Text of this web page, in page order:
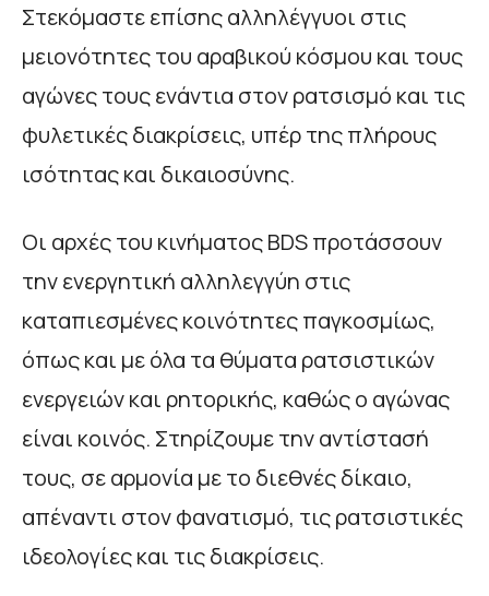
Στεκόμαστε επίσης αλληλέγγυοι στις
μειονότητες του αραβικού κόσμου και τους
αγώνες τους ενάντια στον ρατσισμό και τις
φυλετικές διακρίσεις, υπέρ της πλήρους
ισότητας και δικαιοσύνης.
Οι αρχές του κινήματος BDS προτάσσουν
την ενεργητική αλληλεγγύη στις
καταπιεσμένες κοινότητες παγκοσμίως,
όπως και με όλα τα θύματα ρατσιστικών
ενεργειών και ρητορικής, καθώς ο αγώνας
είναι κοινός. Στηρίζουμε την αντίστασή
τους, σε αρμονία με το διεθνές δίκαιο,
απέναντι στον φανατισμό, τις ρατσιστικές
ιδεολογίες και τις διακρίσεις.